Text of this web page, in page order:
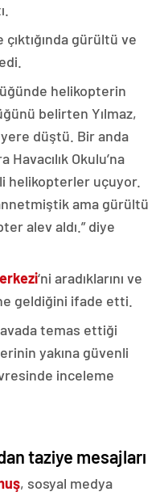
gürültü ve
helikopterin
belirten Yılmaz,
düştü. Bir anda
Okulu’na
helikopterler uçuyor.
ama gürültü
alev aldı.” diye
‘ni aradıklarını ve
geldiğini ifade etti.
temas ettiği
yakına güvenli
inceleme
taziye mesajları
, sosyal medya